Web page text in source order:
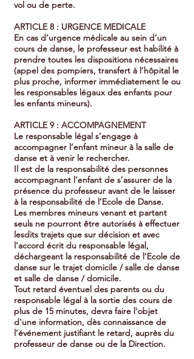
vol ou de perte.
ARTICLE 8 : URGENCE MEDICALE
En cas d’urgence médicale au sein d’un
cours de danse, le professeur est habilité à
prendre toutes les dispositions nécessaires
(appel des pompiers, transfert à l’hôpital le
plus proche, informer immédiatement le ou
les responsables légaux des enfants pour
les enfants mineurs).
ARTICLE 9 : ACCOMPAGNEMENT
Le responsable légal s’engage à
accompagner l’enfant mineur à la salle de
danse et à venir le rechercher.
Il est de la responsabilité des personnes
accompagnant l’enfant de s’assurer de la
présence du professeur avant de le laisser
à la responsabilité de l’Ecole de Danse.
Les membres mineurs venant et partant
seuls ne pourront être autorisés à effectuer
lesdits trajets que sur décision et avec
l’accord écrit du responsable légal,
déchargeant la responsabilité de l’Ecole de
danse sur le trajet domicile / salle de danse
et salle de danse / domicile.
Tout retard éventuel des parents ou du
responsable légal à la sortie des cours de
plus de 15 minutes, devra faire l'objet
d'une information, dès connaissance de
l’événement justifiant le retard, auprès du
professeur de danse ou de la Direction.